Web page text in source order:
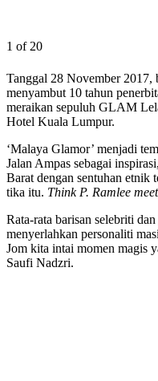
1 of 20
Tanggal 28 November 2017,
menyambut 10 tahun
meraikan sepuluh GLAM
Hotel Kuala Lumpur.
‘Malaya Glamor’ menjadi
Jalan Ampas sebagai
Barat dengan sentuhan etnik
tika itu. Think P. Ramlee
Rata-rata barisan selebriti
menyerlahkan personaliti
Jom kita intai momen magis
Saufi Nadzri.